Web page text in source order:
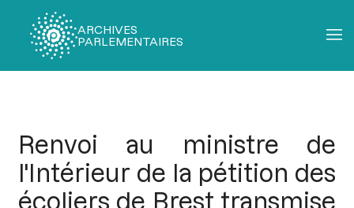
ARCHIVES
PARLEMENTAIRES
Renvoi au ministre de
l'Intérieur de la pétition des
écoliers de Brest transmise